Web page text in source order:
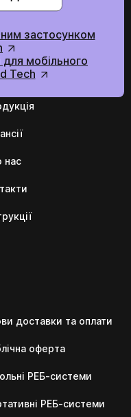
застосунком
для мобільного
Tech
нас
доставки та оплати
оферта
РЕБ-системи
РЕБ-системи